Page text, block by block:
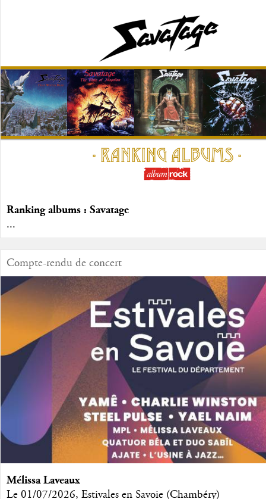
Ranking albums : Savatage
...
Compte-rendu de concert
Mélissa Laveaux
Le 01/07/2026, Estivales en Savoie (Chambéry)